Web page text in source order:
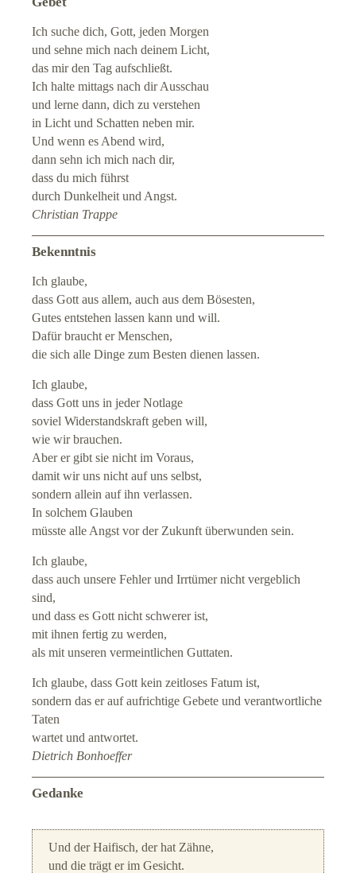
Ich suche dich, Gott, jeden Morgen
und sehne mich nach deinem Licht,
das mir den Tag aufschließt.
Ich halte mittags nach dir Ausschau
und lerne dann, dich zu verstehen
in Licht und Schatten neben mir.
Und wenn es Abend wird,
dann sehn ich mich nach dir,
dass du mich führst
durch Dunkelheit und Angst.
Christian Trappe
Bekenntnis
Ich glaube,
dass Gott aus allem, auch aus dem Bösesten,
Gutes entstehen lassen kann und will.
Dafür braucht er Menschen,
die sich alle Dinge zum Besten dienen lassen.
Ich glaube,
dass Gott uns in jeder Notlage
soviel Widerstandskraft geben will,
wie wir brauchen.
Aber er gibt sie nicht im Voraus,
damit wir uns nicht auf uns selbst,
sondern allein auf ihn verlassen.
In solchem Glauben
müsste alle Angst vor der Zukunft überwunden sein.
Ich glaube,
dass auch unsere Fehler und Irrtümer nicht vergeblich
sind,
und dass es Gott nicht schwerer ist,
mit ihnen fertig zu werden,
als mit unseren vermeintlichen Guttaten.
Ich glaube, dass Gott kein zeitloses Fatum ist,
sondern das er auf aufrichtige Gebete und verantwortliche
Taten
wartet und antwortet.
Dietrich Bonhoeffer
Gedanke
Und der Haifisch, der hat Zähne,
und die trägt er im Gesicht.